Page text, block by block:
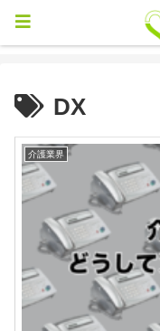
DX
介護業界